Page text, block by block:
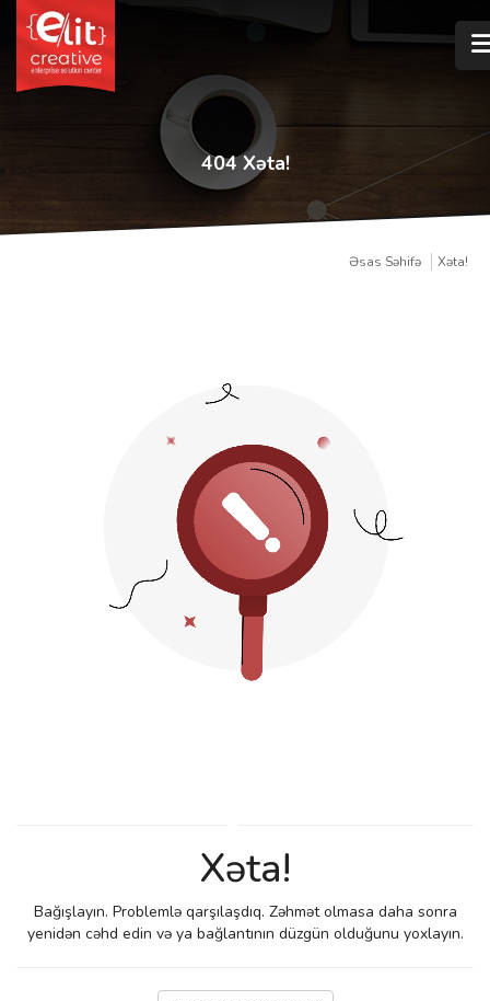
404 Xəta!
Əsas Səhifə Xəta!
Xəta!
Bağışlayın. Problemlə qarşılaşdıq. Zəhmət olmasa daha sonra
yenidən cəhd edin və ya bağlantının düzgün olduğunu yoxlayın.